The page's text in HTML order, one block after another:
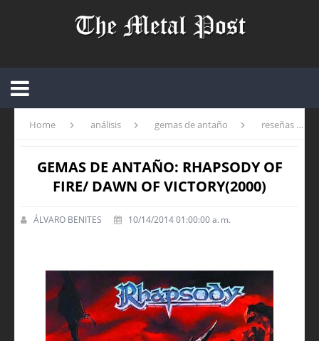
Home análisis gemas de antaño reseñas
GEMAS DE ANTAÑO: RHAPSODY OF
FIRE/ DAWN OF VICTORY(2000)
ÁLVARO BENITES 10/14/2014 01:00:00 a. m.